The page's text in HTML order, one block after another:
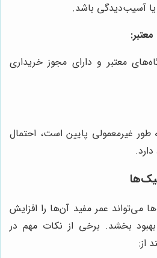
آسیب‌دیدگی باشد.
معتبر و دارای مجوز خریداری
طور غیرمعمولی پایین است، احتمال
می‌تواند عمر مفید آن‌ها را افزایش
بهبود بخشد. برخی از نکات مهم در
از: